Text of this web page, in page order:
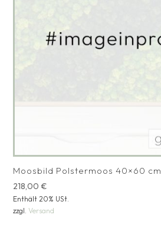
Moosbild Polstermoos 40×60 cm
218,00€
Enthält 20% USt.
zzgl.Versand